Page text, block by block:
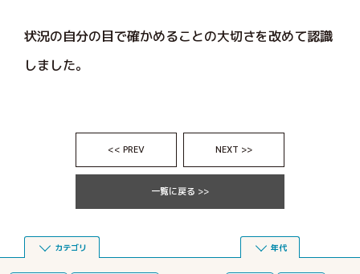
状況の自分の目で確かめることの大切さを改めて認識
しました。
<< PREV NEXT >>
一覧に戻る >>
カテゴリ 年代